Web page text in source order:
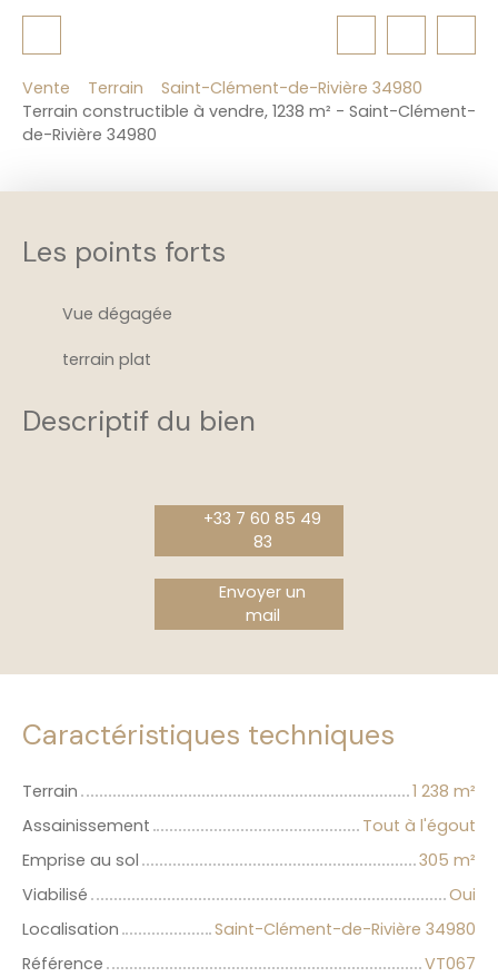
Vente Terrain
Saint-Clément-de-Rivière 34980
Terrain constructible à vendre, 1238 m² - Saint-Clément-
de-Rivière 34980
Les points forts
Vue dégagée
terrain plat
Descriptif du bien
+33 7 60 85 49
83
Envoyer un
mail
Caractéristiques techniques
Terrain 1 238 m²
Assainissement
Tout à l'égout
Emprise au sol
305 m²
Viabilisé
Oui
Localisation
Saint-Clément-de-Rivière 34980
Référence
VT067